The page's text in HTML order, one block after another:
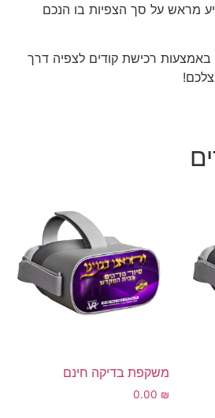
מראש על סך הצפיות בו הנכם
באמצעות רכישת קודים לצפיה דרך
משקפת בדיקה חינם
0.00 ₪